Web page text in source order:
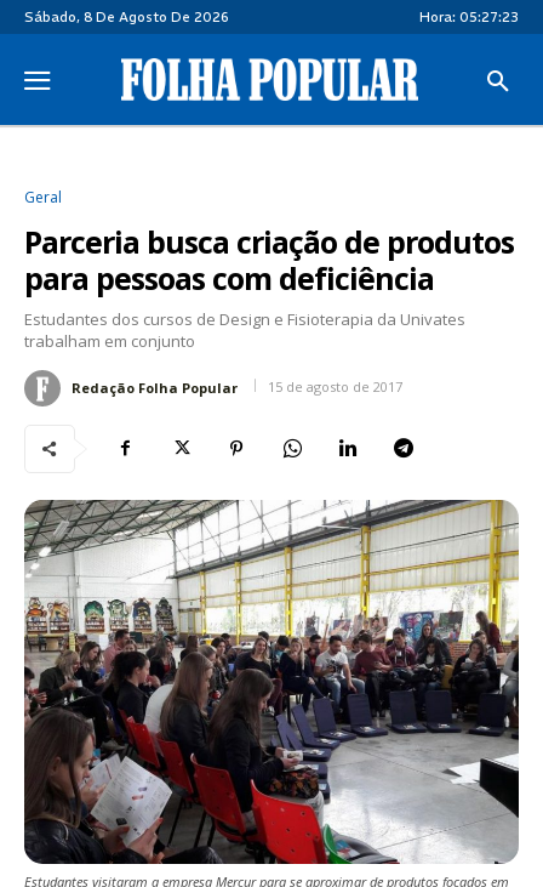
Sábado, 8 De Agosto De 2026 Hora: 05:27:23
Geral
Parceria busca criação de produtos
para pessoas com deficiência
Estudantes dos cursos de Design e Fisioterapia da Univates
trabalham em conjunto
Redação Folha Popular 15 de agosto de 2017
Estudantes visitaram a empresa Mercur para se aproximar de produtos focados em